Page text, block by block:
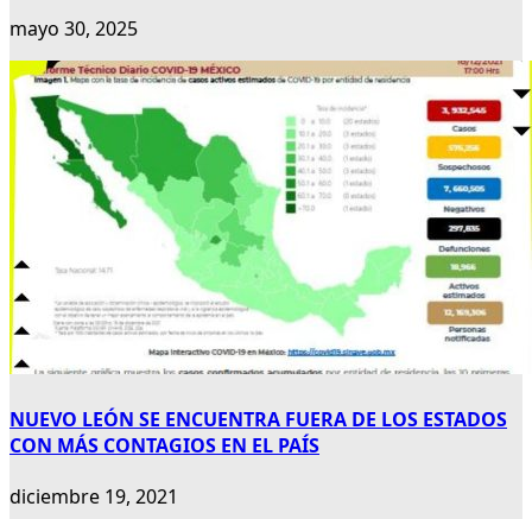
mayo 30, 2025
NUEVO LEÓN SE ENCUENTRA FUERA DE LOS ESTADOS
CON MÁS CONTAGIOS EN EL PAÍS
diciembre 19, 2021